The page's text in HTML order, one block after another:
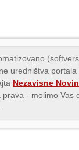
uredništva
Nezavisne
- molimo Vas